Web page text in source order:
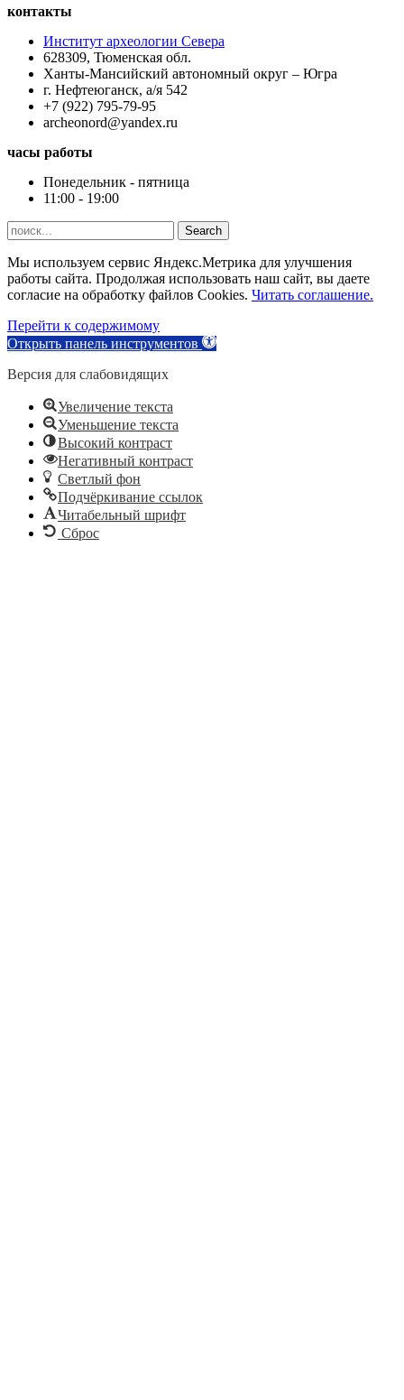
контакты
Институт археологии Севера
628309, Тюменская обл.
Ханты-Мансийский автономный округ – Югра
г. Нефтеюганск, а/я 542
+7 (922) 795-79-95
archeonord@yandex.ru
часы работы
Понедельник - пятница
11:00 - 19:00
Search
Мы используем сервис Яндекс.Метрика для улучшения
работы сайта. Продолжая использовать наш сайт, вы даете
согласие на обработку файлов Cookies. Читать соглашение.
Перейти к содержимому
Открыть панель инструментов
Версия для слабовидящих
Увеличение текста
Уменьшение текста
Высокий контраст
Негативный контраст
Светлый фон
Подчёркивание ссылок
Читабельный шрифт
Сброс